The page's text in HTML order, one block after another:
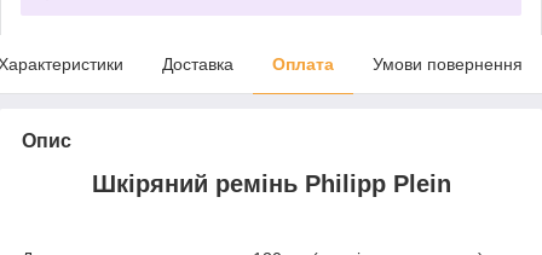
Доставка Оплата Умови повернення
Опис
Шкіряний ремінь Philipp Plein